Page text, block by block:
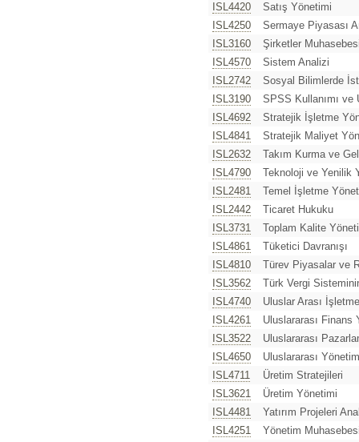
ISL4420
Satış Yönetimi
ISL4250
Sermaye Piyasası
ISL3160
Şirketler
ISL4570
Sistem Analizi
ISL2742
Sosyal Bilimlerde
ISL3190
SPSS Kullanımı ve
ISL4692
Stratejik İşletme
ISL4841
Stratejik Maliyet
ISL2632
Takım Kurma ve
ISL4790
Teknoloji ve Yenilik
ISL2481
Temel İşletme
ISL2442
Ticaret Hukuku
ISL3731
Toplam Kalite
ISL4861
Tüketici Davranışı
ISL4810
Türev Piyasalar ve
ISL3562
Türk Vergi
ISL4740
Uluslar Arası
ISL4261
Uluslararası Finans
ISL3522
Uluslararası
ISL4650
Uluslararası Yönetim
ISL4711
Üretim Stratejileri
ISL3621
Üretim Yönetimi
ISL4481
Yatırım Projeleri
ISL4251
Yönetim